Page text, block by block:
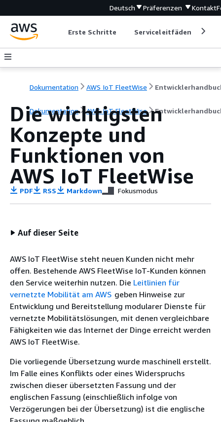
Deutsch Präferenzen Kontakt
Erste Schritte Serviceleitfäden
Dokumentation AWS IoT FleetWise
Dokumentation AWS IoT FleetWise
Die wichtigsten
Konzepte und
Funktionen von
AWS IoT FleetWise
PDF RSS Markdown Fokusmodus
Auf dieser Seite
AWS IoT FleetWise steht neuen Kunden nicht mehr
offen. Bestehende AWS FleetWise IoT-Kunden können
den Service weiterhin nutzen. Die Leitlinien für
vernetzte Mobilität am AWS geben Hinweise zur
Entwicklung und Bereitstellung modularer Dienste für
vernetzte Mobilitätslösungen, mit denen vergleichbare
Fähigkeiten wie das Internet der Dinge erreicht werden
AWS IoT FleetWise.
Die vorliegende Übersetzung wurde maschinell erstellt.
Im Falle eines Konflikts oder eines Widerspruchs
zwischen dieser übersetzten Fassung und der
englischen Fassung (einschließlich infolge von
Verzögerungen bei der Übersetzung) ist die englische